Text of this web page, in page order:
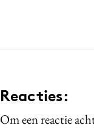
Reacties:
Om een reactie